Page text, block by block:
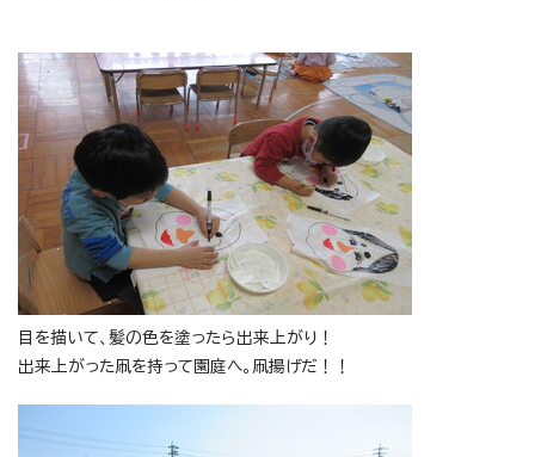
目を描いて、髪の色を塗ったら出来上がり！
出来上がった凧を持って園庭へ。凧揚げだ！！